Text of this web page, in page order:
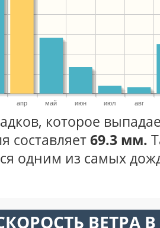
апр май июн июл авг
которое
составляет69.3 мм.
одним из самых
ВЕТРА